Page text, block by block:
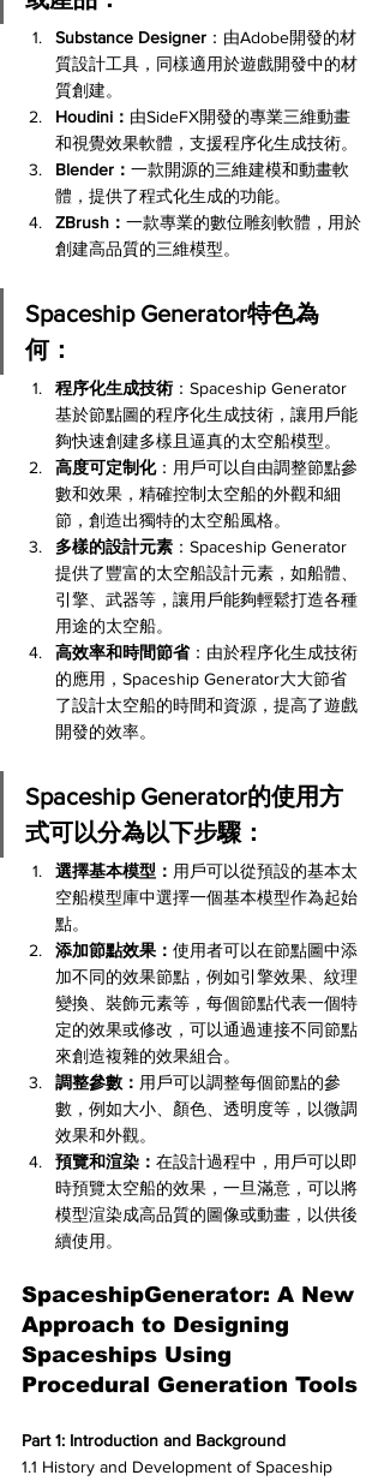
Substance Designer ：由Adobe開發的材
質設計工具，同樣適用於遊戲開發中的材
質創建。
Houdini： 由SideFX開發的專業三維動畫
和視覺效果軟體，支援程序化生成技術。
Blender： 一款開源的三維建模和動畫軟
體，提供了程式化生成的功能。
ZBrush： 一款專業的數位雕刻軟體，用於
創建高品質的三維模型。
Spaceship Generator特色為
何：
程序化生成技術 ：Spaceship Generator
基於節點圖的程序化生成技術，讓用戶能
夠快速創建多樣且逼真的太空船模型。
高度可定制化：用戶可以自由調整節點參
數和效果，精確控制太空船的外觀和細
節，創造出獨特的太空船風格。
多樣的設計元素 ：Spaceship Generator
提供了豐富的太空船設計元素，如船體、
引擎、武器等，讓用戶能夠輕鬆打造各種
用途的太空船。
高效率和時間節省：由於程序化生成技術
的應用，Spaceship Generator大大節省
了設計太空船的時間和資源，提高了遊戲
開發的效率。
Spaceship Generator的使用方
式可以分為以下步驟：
選擇基本模型： 用戶可以從預設的基本太
空船模型庫中選擇一個基本模型作為起始
點。
添加節點效果： 使用者可以在節點圖中添
加不同的效果節點，例如引擎效果、紋理
變換、裝飾元素等，每個節點代表一個特
定的效果或修改，可以通過連接不同節點
來創造複雜的效果組合。
調整參數： 用戶可以調整每個節點的參
數，例如大小、顏色、透明度等，以微調
效果和外觀。
預覽和渲染： 在設計過程中，用戶可以即
時預覽太空船的效果，一旦滿意，可以將
模型渲染成高品質的圖像或動畫，以供後
續使用。
SpaceshipGenerator: A New
Approach to Designing
Spaceships Using
Procedural Generation Tools
Part 1: Introduction and Background
1.1 History and Development of Spaceship